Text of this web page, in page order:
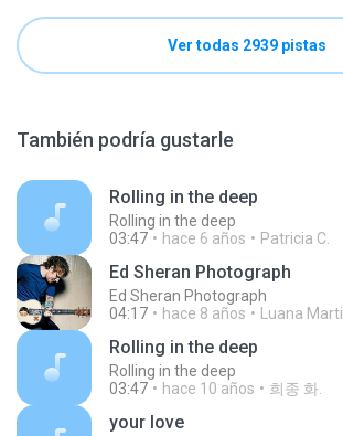
Ver todas 2939 pistas
También podría gustarle
Rolling in the deep
Rolling in the deep
03:47
hace 6 años Patricia C.
Ed Sheran Photograph
Ed Sheran Photograph
04:17
hace 8 años Luana
Rolling in the deep
Rolling in the deep
03:47
hace 10 años 희종 화.
your love